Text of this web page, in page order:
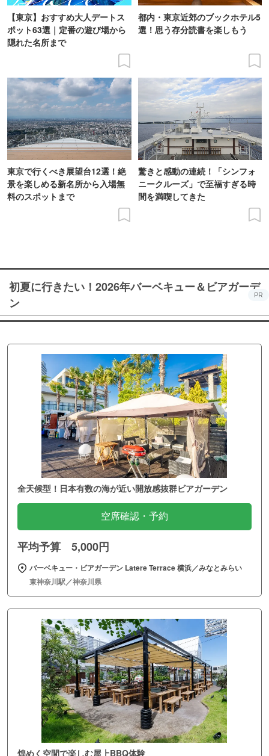
【東京】おすすめ大人デートス
ポット63選｜定番の遊び場から
隠れた名所まで
都内・東京近郊のブックホテル5
選！思う存分読書を楽しもう
東京で行くべき展望台12選！絶
景を楽しめる新名所から入場無
料のスポットまで
驚きと感動の連続！「シンフォ
ニークルーズ」で至福すぎる時
間を満喫してきた
初夏に行きたい！2026年バーベキュー＆ビアガーデ
ン
PR
全天候型！日本有数の海が近い開放感抜群ビアガーデン
空席確認・予約
平均予算 5,000円
バーベキュー・ビアガーデン Latere Terrace 横浜／みなとみらい
東神奈川駅／神奈川県
煌めく空間で楽しむ屋上BBQ体験